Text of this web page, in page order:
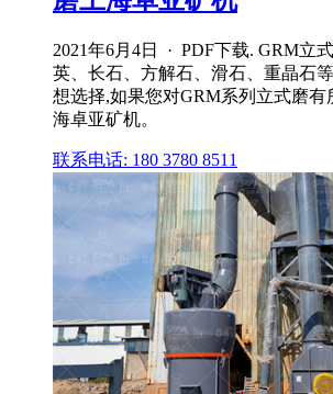
2021年6月4日 · PDF下载. GRM立
英、长石、方解石、滑石、重晶石
想选择,如果您对GRM系列立式磨有
海卓亚矿机。
联系电话: 180 3780 8511